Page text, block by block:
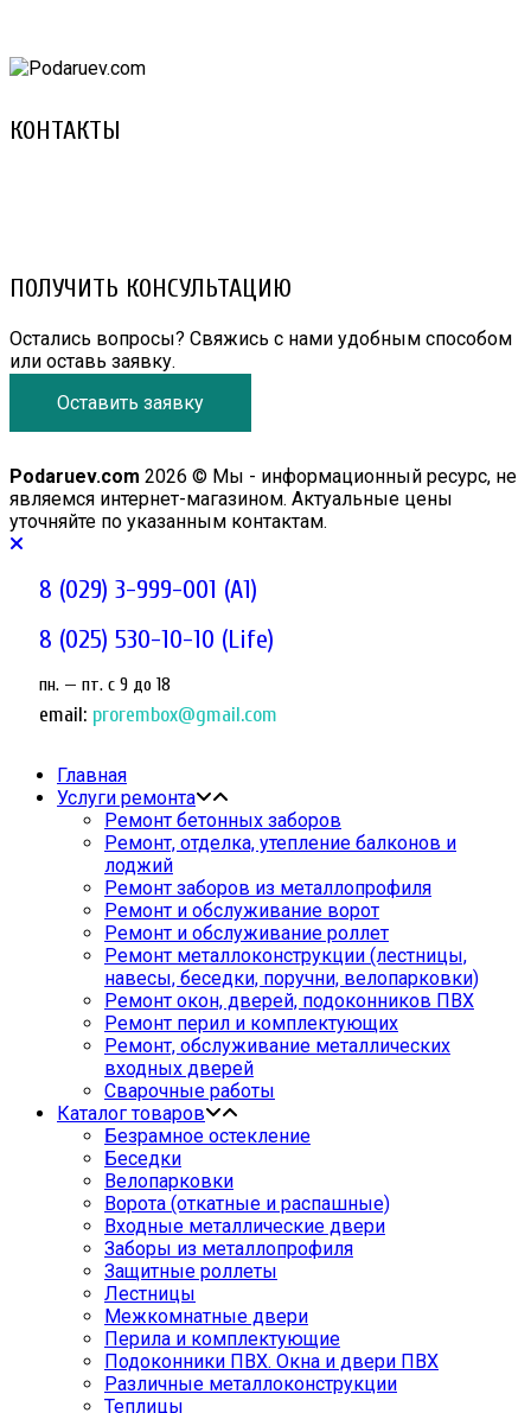
КОНТАКТЫ
ПОЛУЧИТЬ КОНСУЛЬТАЦИЮ
Остались вопросы? Свяжись с нами удобным способом
или оставь заявку.
Оставить заявку
Podaruev.com 2026 © Мы - информационный ресурс, не
являемся интернет-магазином. Актуальные цены
уточняйте по указанным контактам.
8 (029) 3-999-001 (A1)
8 (025) 530-10-10 (Life)
пн. — пт. c 9 до 18
email: prorembox@gmail.com
Главная
Услуги ремонта
Ремонт бетонных заборов
Ремонт, отделка, утепление балконов и
лоджий
Ремонт заборов из металлопрофиля
Ремонт и обслуживание ворот
Ремонт и обслуживание роллет
Ремонт металлоконструкции (лестницы,
навесы, беседки, поручни, велопарковки)
Ремонт окон, дверей, подоконников ПВХ
Ремонт перил и комплектующих
Ремонт, обслуживание металлических
входных дверей
Сварочные работы
Каталог товаров
Безрамное остекление
Беседки
Велопарковки
Ворота (откатные и распашные)
Входные металлические двери
Заборы из металлопрофиля
Защитные роллеты
Лестницы
Межкомнатные двери
Перила и комплектующие
Подоконники ПВХ. Окна и двери ПВХ
Различные металлоконструкции
Теплицы